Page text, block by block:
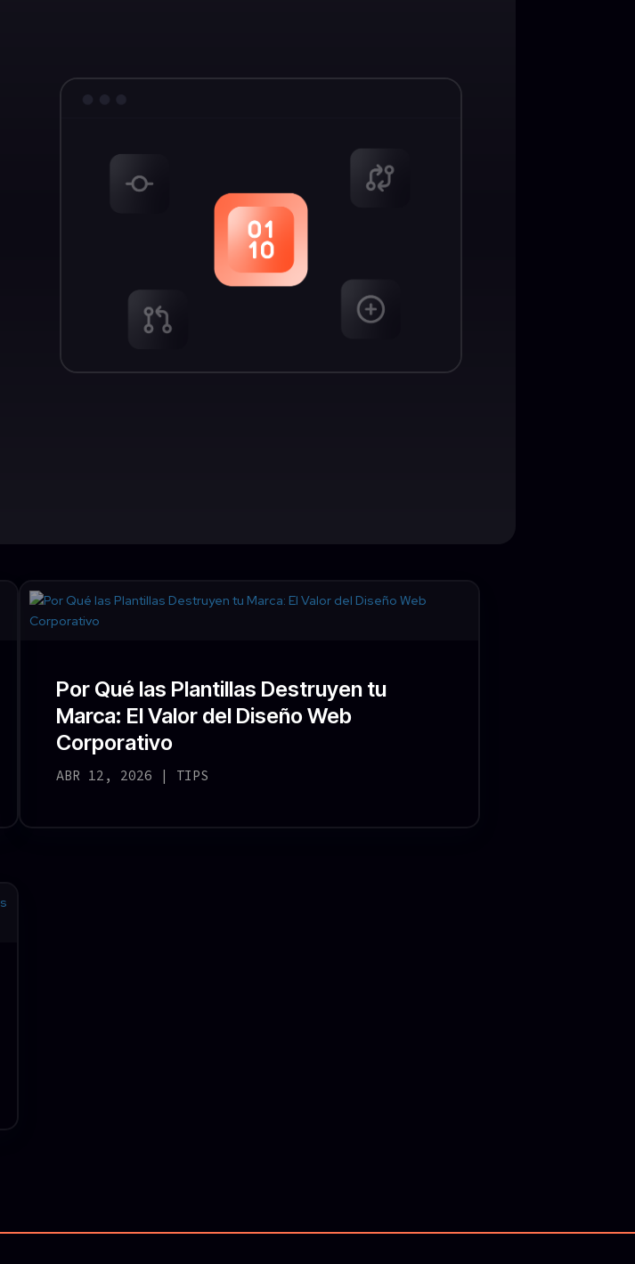
Por Qué las Plantillas Destruyen tu
Marca: El Valor del Diseño Web
Corporativo
ABR 12, 2026 TIPS